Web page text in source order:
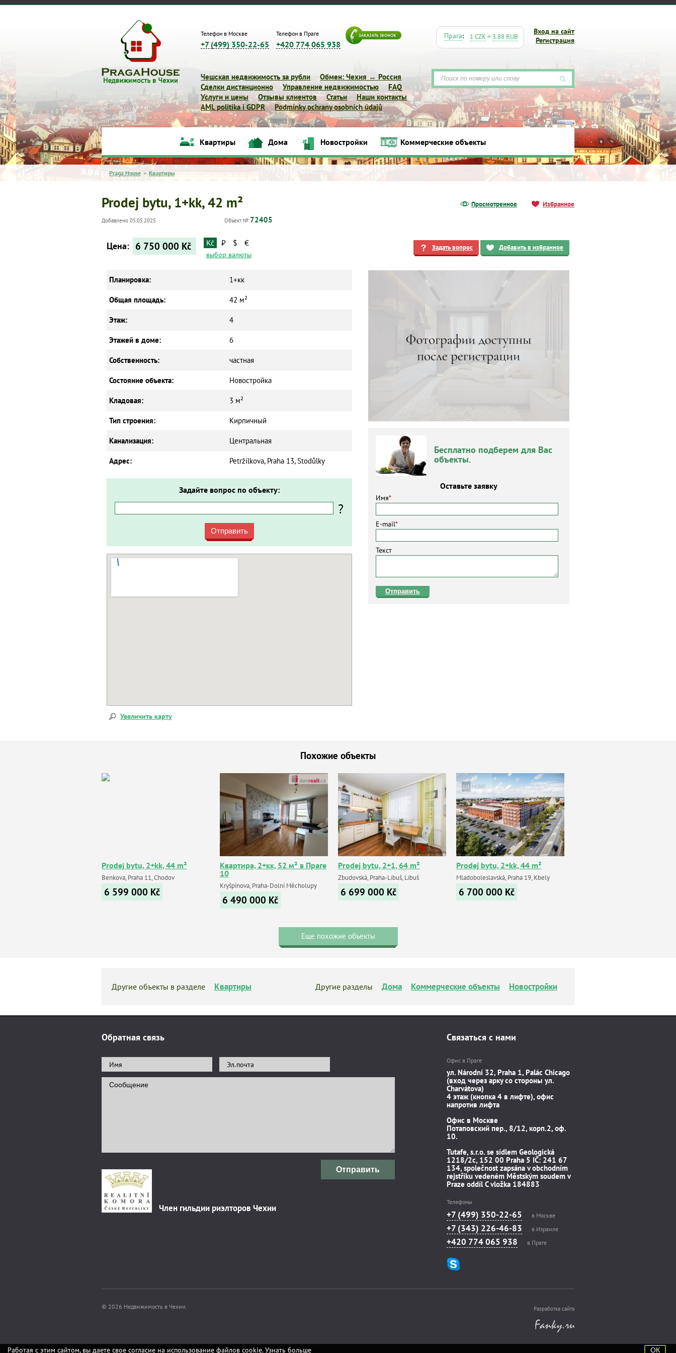
Телефон в Москве
+7 (499) 350-22-65
Телефон в Праге
+420 774 065 938
Вход на сайт
Регистрация
Прага: 1 CZK= 3.88 RUB
Чешская недвижимость за рубли
Обмен: Чехия ↔ Россия
Сделки дистанционно
Управление недвижимостью
FAQ
Услуги и цены
Отзывы клиентов Статьи
Наши контакты
AML politika i GDPR
Podmínky ochrany osobních údajů
Квартиры Дома Новостройки Коммерческие объекты
Praga House > Квартиры
Просмотренное Избранное
Prodej bytu, 1+kk, 42 m²
Добавлено 05.05.2025 Объект № 72405
Задать вопрос Добавить в избранное
Бесплатно подберем для Вас
объекты.
Оставьте заявку
Имя*
E-mail*
Текст
Отправить
Цена: 6 750 000 Kč Kč ₽ $ €
выбор валюты
Планировка: 1+кк
Общая площадь: 42 м²
Этаж: 4
Этажей в доме: 6
Собственность: частная
Состояние объекта: Новостройка
Кладовая: 3 м²
Тип строения: Кирпичный
Канализация: Центральная
Адрес: Petržílkova, Praha 13, Stodůlky
Задайте вопрос по объекту:
?
Отправить
Увеличить карту
Похожие объекты
Prodej bytu, 2+kk, 44 m²
Benkova, Praha 11, Chodov
6 599 000 Kč
Квартира, 2+кк, 52 м² в Праге
10
Kryšpínova, Praha-Dolní Měcholupy
6 490 000 Kč
Prodej bytu, 2+1, 64 m²
Zbudovská, Praha-Libuš, Libuš
6 699 000 Kč
Prodej bytu, 2+kk, 44 m²
Mladoboleslavská, Praha 19, Kbely
6 700 000 Kč
Еще похожие объекты
Другие объекты в разделе Квартиры Другие разделы Дома Коммерческие объекты Новостройки
Обратная связь
Отправить
Член гильдии риэлторов Чехии
Связаться с нами
Офис в Праге
ул. Národní 32, Praha 1, Palác Chicago
(вход через арку со стороны ул.
Charvátova)
4 этаж (кнопка 4 в лифте), офис
напротив лифта
Офис в Москве
Потаповский пер., 8/12, корп.2, оф.
10.
Tutafe, s.r.o. se sídlem Geologická
1218/2c, 152 00 Praha 5 IČ: 241 67
134, společnost zapsána v obchodním
rejstříku vedeném Městským soudem v
Praze oddíl C vložka 184883
Телефоны
+7 (499) 350-22-65 в Москве
+7 (343) 226-46-83 в Израиле
+420 774 065 938 в Праге
© 2026 Недвижимость в Чехии. Разработка сайта
Работая с этим сайтом, вы даете свое согласие на использование файлов cookie.Узнать больше ОК